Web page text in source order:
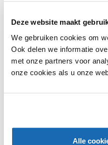
Deze website maakt
We gebruiken cookies om
Ook delen we informatie
met onze partners voor
onze cookies als u onze
Alle
Bij TOMO kun je niet
huren en navullen. Dit is
te dragen aan een
Tim & Ruben van